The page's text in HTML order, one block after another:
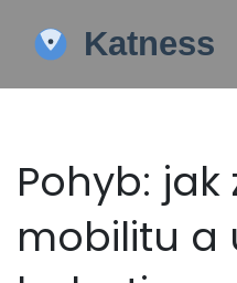
Pohyb: jak
mobilitu a